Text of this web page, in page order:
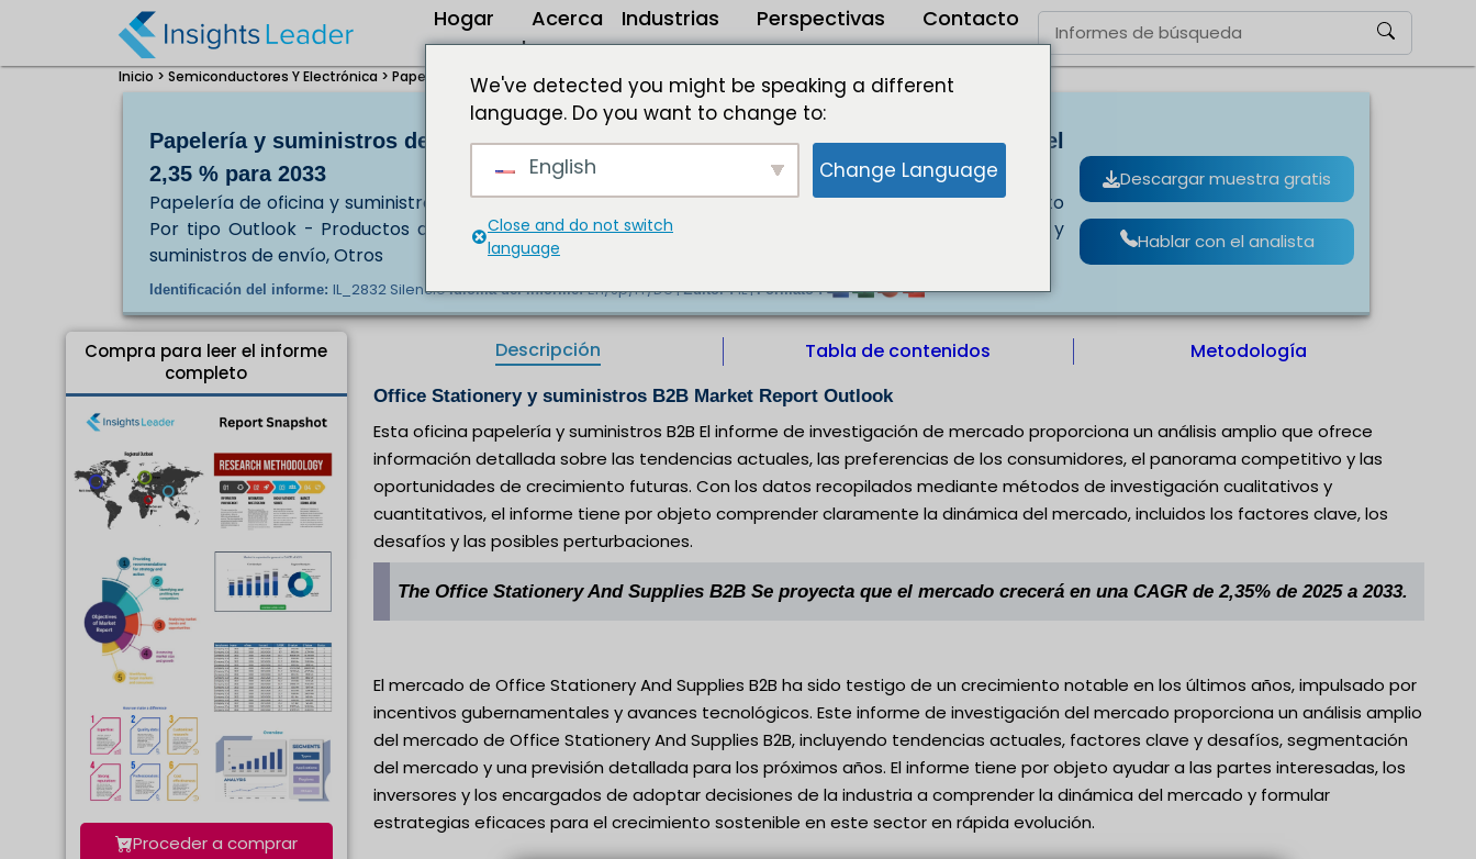
Hogar
Acerca
de
Industrias Perspectivas Contacto
Inicio > Semiconductores Y Electrónica > Papelería de oficina y suministros B2B tamaño del mercado 2025 a 2033
Papelería y suministros de oficina B2B Mercado Se espera que cumpla a una CAGR del
2,35 % para 2033
Papelería de oficina y suministros B2B tamaño del mercado, tendencias y oportunidades de crecimiento
Por tipo Outlook - Productos de papel, Artículos de escritorio, Computación e impresora, Papelería y
suministros de envío, Otros
Identificación del informe: IL_2832 SilencioIdioma del informe:En/Jp/Fr/De |Editor :IL |Formato :
Descargar muestra gratis
Hablar con el analista
Compra para leer el informe
completo
Proceder a comprar
Descripción Tabla de contenidos Metodología
Office Stationery y suministros B2B Market Report Outlook
Esta oficina papelería y suministros B2B El informe de investigación de mercado proporciona un análisis amplio que ofrece
información detallada sobre las tendencias actuales, las preferencias de los consumidores, el panorama competitivo y las
oportunidades de crecimiento futuras. Con los datos recopilados mediante métodos de investigación cualitativos y
cuantitativos, el informe tiene por objeto comprender claramente la dinámica del mercado, incluidos los factores clave, los
desafíos y las posibles perturbaciones.
The Office Stationery And Supplies B2B Se proyecta que el mercado crecerá en una CAGR de 2,35% de 2025 a 2033.
El mercado de Office Stationery And Supplies B2B ha sido testigo de un crecimiento notable en los últimos años, impulsado por
incentivos gubernamentales y avances tecnológicos. Este informe de investigación del mercado proporciona un análisis amplio
del mercado de Office Stationery And Supplies B2B, incluyendo tendencias actuales, factores clave y desafíos, segmentación
del mercado y una previsión detallada para los próximos años. El informe tiene por objeto ayudar a las partes interesadas, los
inversores y los encargados de adoptar decisiones de la industria a comprender la dinámica del mercado y formular
estrategias eficaces para el crecimiento sostenible en este sector en rápida evolución.
We've detected you might be speaking a different
language. Do you want to change to:
English Change Language
Close and do not switch
language